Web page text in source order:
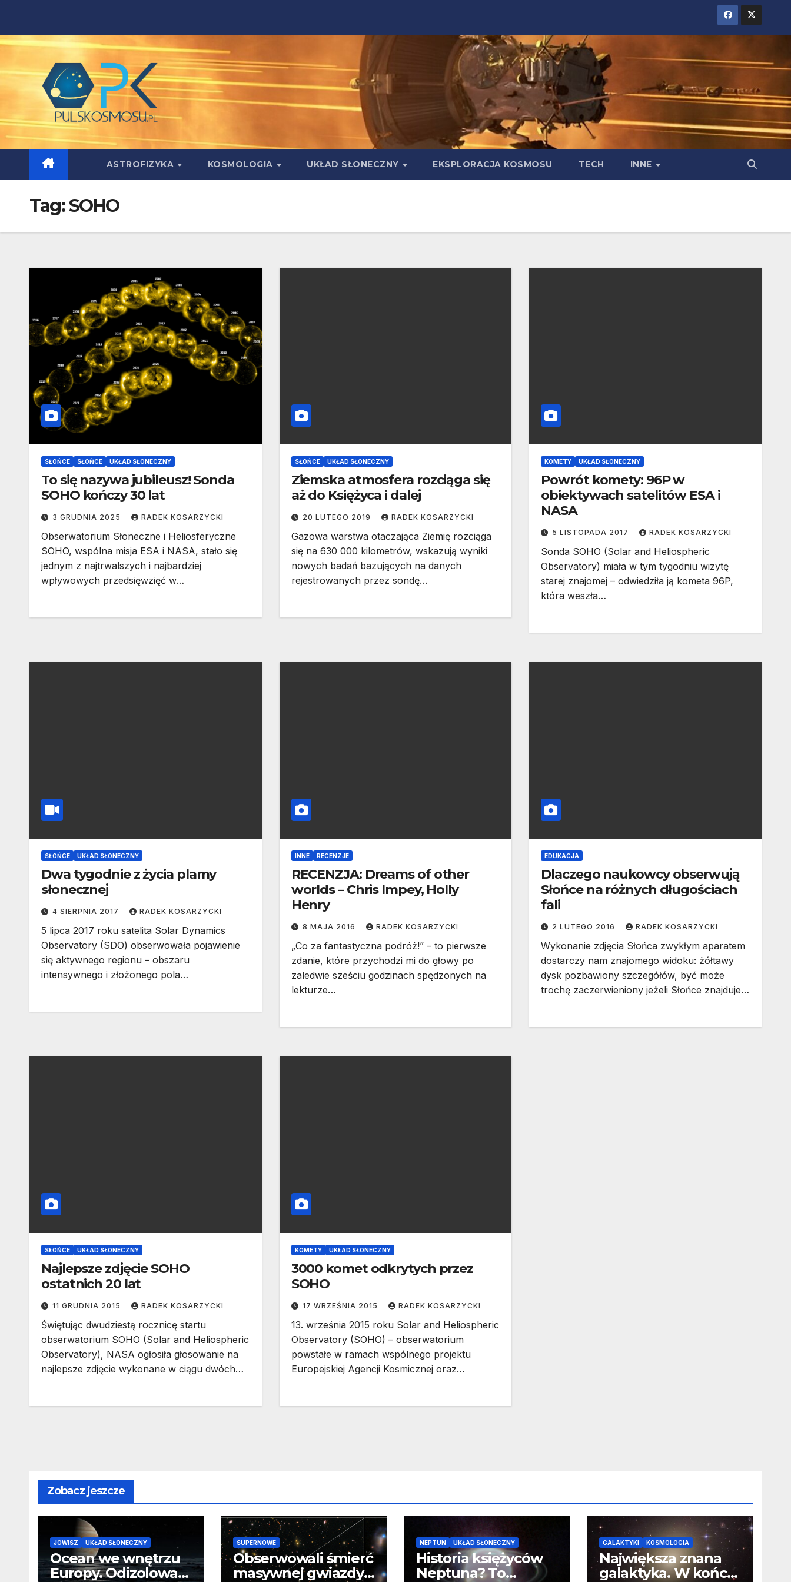
content
ASTROFIZYKA KOSMOLOGIA UKŁAD SŁONECZNY EKSPLORACJA KOSMOSU TECH INNE
Tag:SOHO
SŁOŃCE SŁOŃCE UKŁAD SŁONECZNY
To się nazywa jubileusz! Sonda
SOHO kończy 30 lat
3 GRUDNIA 2025 RADEK KOSARZYCKI
Obserwatorium Słoneczne i Heliosferyczne
SOHO, wspólna misja ESA i NASA, stało się
jednym z najtrwalszych i najbardziej
wpływowych przedsięwzięć w…
SŁOŃCE UKŁAD SŁONECZNY
Ziemska atmosfera rozciąga się
aż do Księżyca i dalej
20 LUTEGO 2019 RADEK KOSARZYCKI
Gazowa warstwa otaczająca Ziemię rozciąga
się na 630 000 kilometrów, wskazują wyniki
nowych badań bazujących na danych
rejestrowanych przez sondę…
KOMETY UKŁAD SŁONECZNY
Powrót komety: 96P w
obiektywach satelitów ESA i
NASA
5 LISTOPADA 2017 RADEK KOSARZYCKI
Sonda SOHO (Solar and Heliospheric
Observatory) miała w tym tygodniu wizytę
starej znajomej – odwiedziła ją kometa 96P,
która weszła…
SŁOŃCE UKŁAD SŁONECZNY
Dwa tygodnie z życia plamy
słonecznej
4 SIERPNIA 2017 RADEK KOSARZYCKI
5 lipca 2017 roku satelita Solar Dynamics
Observatory (SDO) obserwowała pojawienie
się aktywnego regionu – obszaru
intensywnego i złożonego pola…
INNE RECENZJE
RECENZJA: Dreams of other
worlds – Chris Impey, Holly
Henry
8 MAJA 2016 RADEK KOSARZYCKI
„Co za fantastyczna podróż!” – to pierwsze
zdanie, które przychodzi mi do głowy po
zaledwie sześciu godzinach spędzonych na
lekturze…
EDUKACJA
Dlaczego naukowcy obserwują
Słońce na różnych długościach
fali
2 LUTEGO 2016 RADEK KOSARZYCKI
Wykonanie zdjęcia Słońca zwykłym aparatem
dostarczy nam znajomego widoku: żółtawy
dysk pozbawiony szczegółów, być może
trochę zaczerwieniony jeżeli Słońce znajduje…
SŁOŃCE UKŁAD SŁONECZNY
Najlepsze zdjęcie SOHO
ostatnich 20 lat
11 GRUDNIA 2015 RADEK KOSARZYCKI
Świętując dwudziestą rocznicę startu
obserwatorium SOHO (Solar and Heliospheric
Observatory), NASA ogłosiła głosowanie na
najlepsze zdjęcie wykonane w ciągu dwóch…
KOMETY UKŁAD SŁONECZNY
3000 komet odkrytych przez
SOHO
17 WRZEŚNIA 2015 RADEK KOSARZYCKI
13. września 2015 roku Solar and Heliospheric
Observatory (SOHO) – obserwatorium
powstałe w ramach wspólnego projektu
Europejskiej Agencji Kosmicznej oraz…
Zobacz jeszcze
JOWISZ UKŁAD SŁONECZNY
Ocean we wnętrzu
Europy. Odizolowani
SUPERNOWE
Obserwowali śmierć
masywnej gwiazdy
NEPTUN UKŁAD SŁONECZNY
Historia księżyców
Neptuna? To
GALAKTYKI KOSMOLOGIA
Największa znana
galaktyka. W końcu